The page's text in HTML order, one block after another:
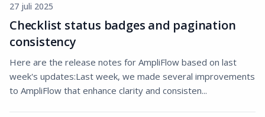
27 juli 2025
Checklist status badges and pagination
consistency
Here are the release notes for AmpliFlow based on last
week's updates:Last week, we made several improvements
to AmpliFlow that enhance clarity and consisten...